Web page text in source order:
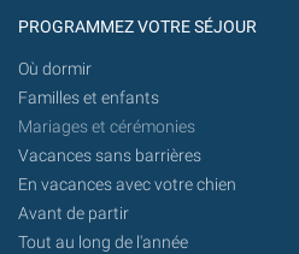
PROGRAMMEZ VOTRE SÉJOUR
Où dormir
Familles et enfants
Mariages et cérémonies
Vacances sans barrières
En vacances avec votre chien
Avant de partir
Tout au long de l'année